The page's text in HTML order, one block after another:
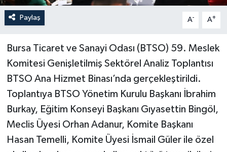
Paylaş A- A+
Bursa Ticaret ve Sanayi Odası (BTSO) 59. Meslek
Komitesi Genişletilmiş Sektörel Analiz Toplantısı
BTSO Ana Hizmet Binası’nda gerçekleştirildi.
Toplantıya BTSO Yönetim Kurulu Başkanı İbrahim
Burkay, Eğitim Konseyi Başkanı Gıyasettin Bingöl,
Meclis Üyesi Orhan Adanur, Komite Başkanı
Hasan Temelli, Komite Üyesi İsmail Güler ile özel